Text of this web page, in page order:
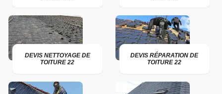
DEVIS NETTOYAGE DE
TOITURE 22
DEVIS RÉPARATION DE
TOITURE 22